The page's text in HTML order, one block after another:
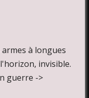
à longues
invisible.
guerre ->